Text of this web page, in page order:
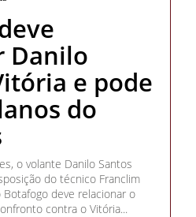
Danilo
e pode
do
o volante Danilo Santos
do técnico Franclim
deve relacionar o
contra o Vitória...